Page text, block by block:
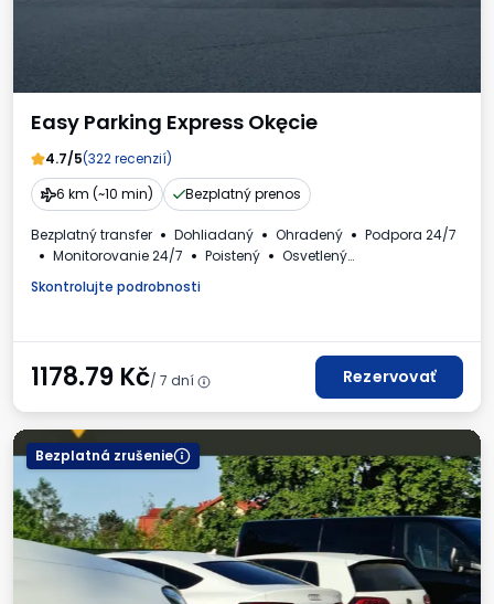
Easy Parking Express Okęcie
4.7/5(322 recenzií)
6 km (~10 min)
Bezplatný prenos
Bezplatný transfer Dohliadaný Ohradený
Podpora 24/7
Monitorovanie 24/7
Poistený
Osvetlený
Požadované evidenčné číslo vozidla
Skontrolujte podrobnosti
1178.79 Kč/ 7 dní Rezervovať
Bezplatná zrušenie